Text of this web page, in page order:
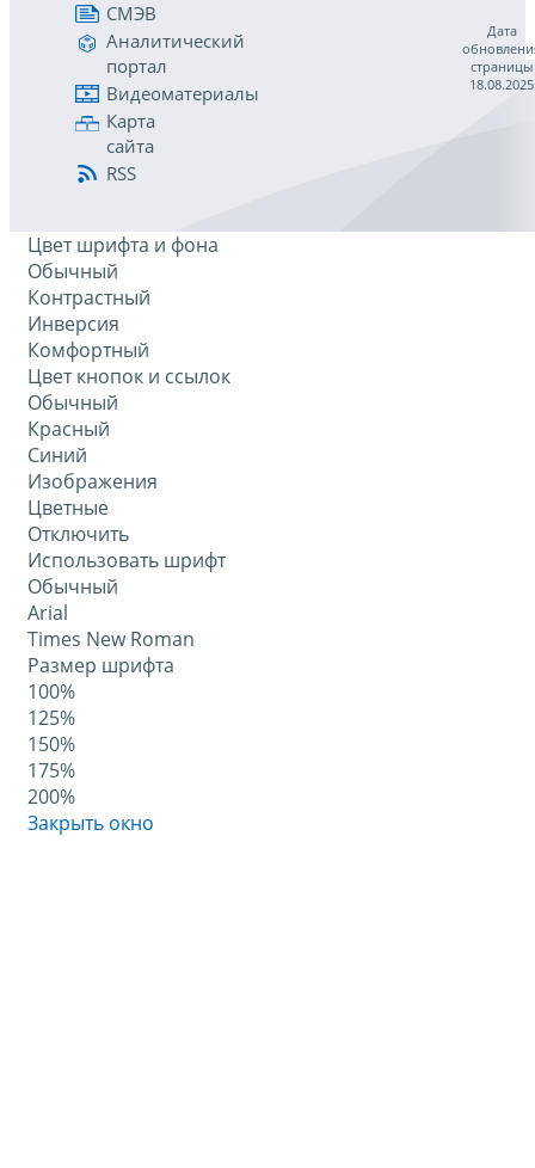
СМЭВ
Аналитический
портал
Видеоматериалы
Карта
сайта
RSS
Дата
страницы
18.08.2025
Цвет шрифта и фона
Обычный
Контрастный
Инверсия
Комфортный
Цвет кнопок и ссылок
Обычный
Красный
Синий
Изображения
Цветные
Отключить
Использовать шрифт
Обычный
Arial
Times New Roman
Размер шрифта
100%
125%
150%
175%
200%
Закрыть окно